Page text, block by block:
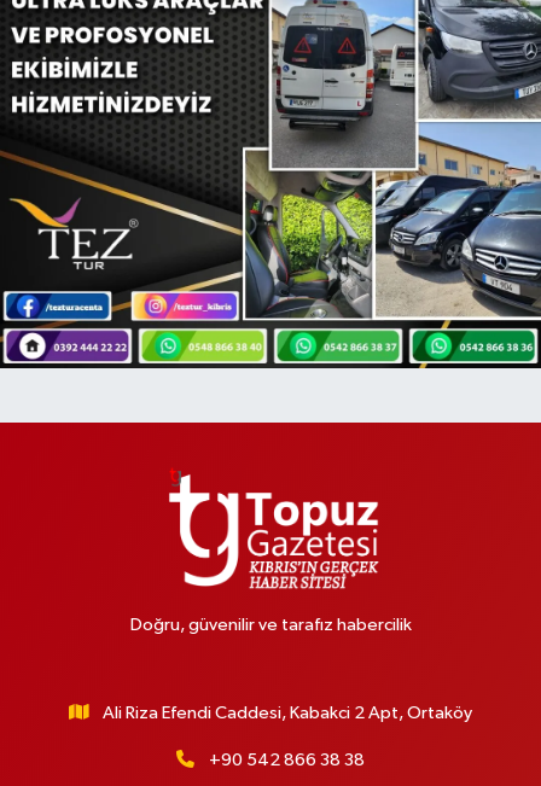
Doğru, güvenilir ve tarafız habercilik
Ali Riza Efendi Caddesi, Kabakci 2 Apt, Ortaköy
+90 542 866 38 38